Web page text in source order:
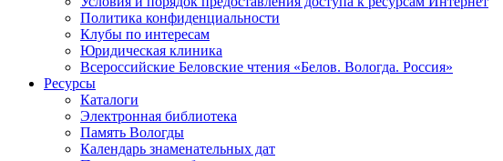
Политика конфиденциальности
Клубы по интересам
Юридическая клиника
Всероссийские Беловские чтения «Белов. Вологда. Россия»
Ресурсы
Каталоги
Электронная библиотека
Память Вологды
Календарь знаменательных дат